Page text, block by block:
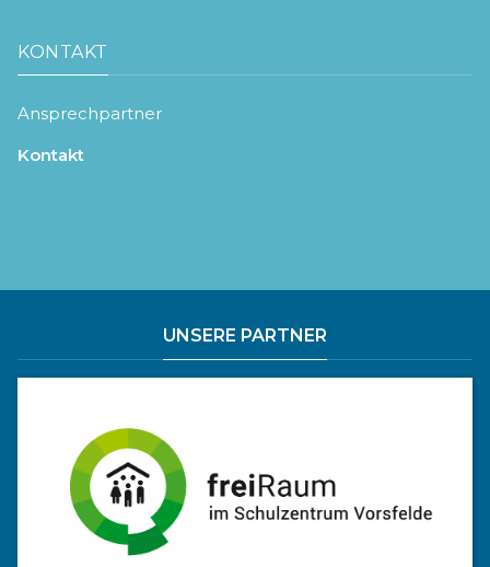
KONTAKT
Ansprechpartner
Kontakt
UNSERE PARTNER